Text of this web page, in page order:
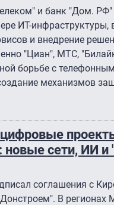
и банк "Дом. РФ"
ИТ-
и внедрение
"Циан", МТС,
борьбе с
механизмов
новые сети, ИИ и
соглашения с
В регионах